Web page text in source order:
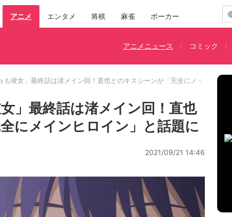
アニメ エンタメ 将棋 麻雀 ポーカー
アニメニュース コミック
も彼女」最終話は渚メイン回！直也とのキスシーンが「完全にメインヒロイ
」最終話は渚メイン回！直也
にメインヒロイン」と話題に
2021/09/21 14:46